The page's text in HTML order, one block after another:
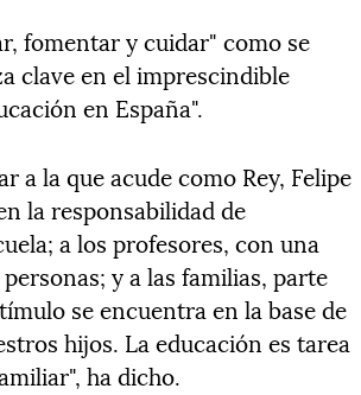
fomentar y cuidar" como se
clave en el imprescindible
en España".
a la que acude como Rey, Felipe
la responsabilidad de
a los profesores, con una
y a las familias, parte
se encuentra en la base de
hijos. La educación es tarea
ha dicho.